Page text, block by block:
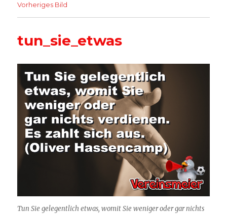
Vorheriges Bild
tun_sie_etwas
Tun Sie gelegentlich etwas, womit Sie weniger oder gar nichts